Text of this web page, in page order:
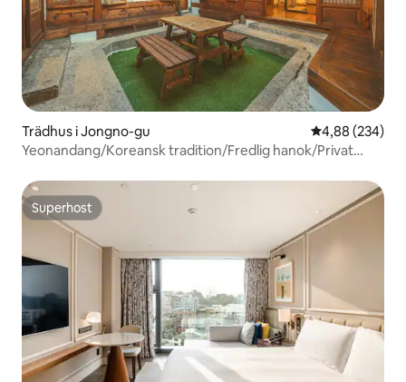
Trädhus i Jongno-gu 4,88 av 5 i
4,88 (234)
Yeonandang/Koreansk tradition/Fredlig hanok/Privat
Superhost
Superhost